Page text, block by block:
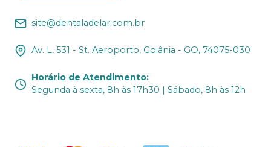
site@dentaladelar.com.br
Av. L, 531 - St. Aeroporto, Goiânia - GO, 74075-030
Horário de Atendimento:
Segunda à sexta, 8h às 17h30 | Sábado, 8h às 12h